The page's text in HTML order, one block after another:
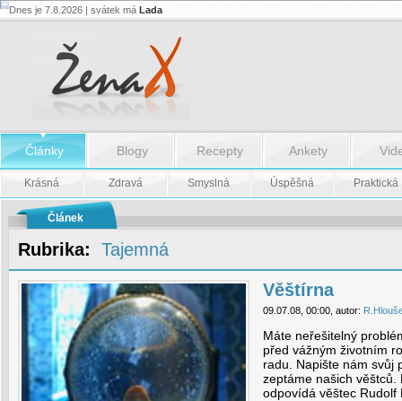
Věštírna
Dnes je 7.8.2026 | svátek má Lada
Články Blogy Recepty Ankety
Krásná Zdravá Smyslná Úspěšná Praktická
Článek
Rubrika: Tajemná
Věštírna
09.07.08, 00:00, autor:
Máte neřešitelný
před vážným životním
radu. Napište nám svůj
zeptáme našich věštců.
odpovídá věštec Rudolf